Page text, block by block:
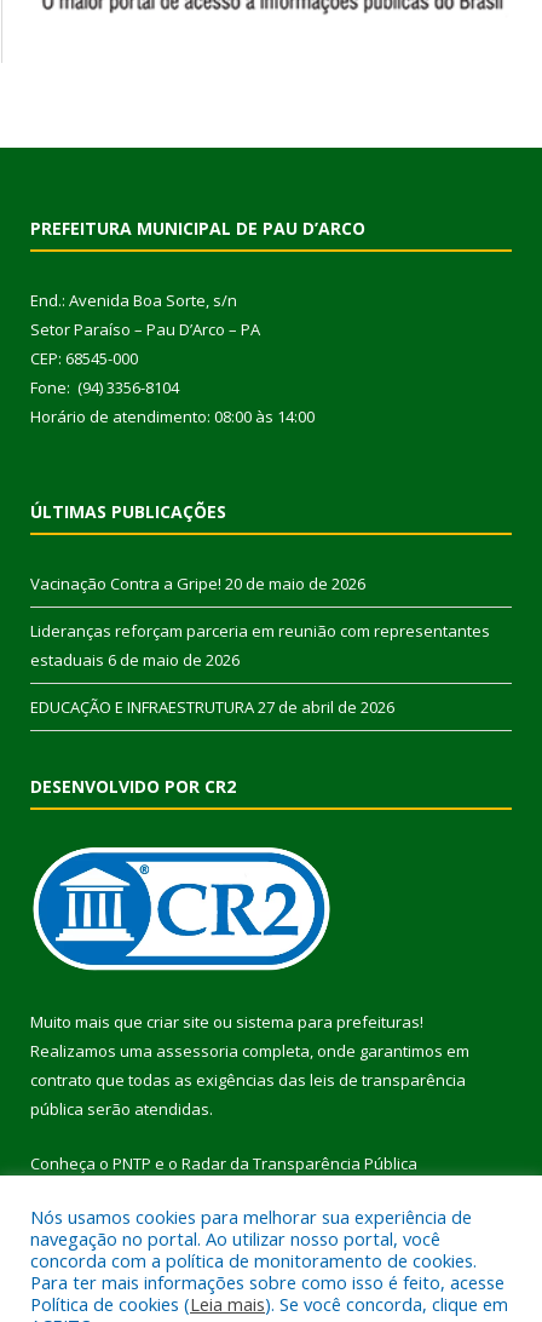
PREFEITURA MUNICIPAL DE PAU D’ARCO
End.: Avenida Boa Sorte, s/n
Setor Paraíso – Pau D’Arco – PA
CEP: 68545-000
Fone: (94) 3356-8104
Horário de atendimento: 08:00 às 14:00
ÚLTIMAS PUBLICAÇÕES
Vacinação Contra a Gripe! 20 de maio de 2026
Lideranças reforçam parceria em reunião com representantes
estaduais 6 de maio de 2026
EDUCAÇÃO E INFRAESTRUTURA27 de abril de 2026
DESENVOLVIDO POR CR2
Muito mais que criar site ou sistema para prefeituras!
Realizamos uma assessoria completa, onde garantimos em
contrato que todas as exigências das leis de transparência
pública serão atendidas.
Conheça o PNTP e o Radar da Transparência Pública
Todos os direitos reservados a Prefeitura Municipal de Pau
D’Arco.
Nós usamos cookies para melhorar sua experiência de
navegação no portal. Ao utilizar nosso portal, você
concorda com a política de monitoramento de cookies.
Para ter mais informações sobre como isso é feito, acesse
Política de cookies (Leia mais). Se você concorda, clique em